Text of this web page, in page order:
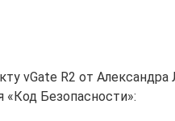
vGate R2 от
Безопасности»: